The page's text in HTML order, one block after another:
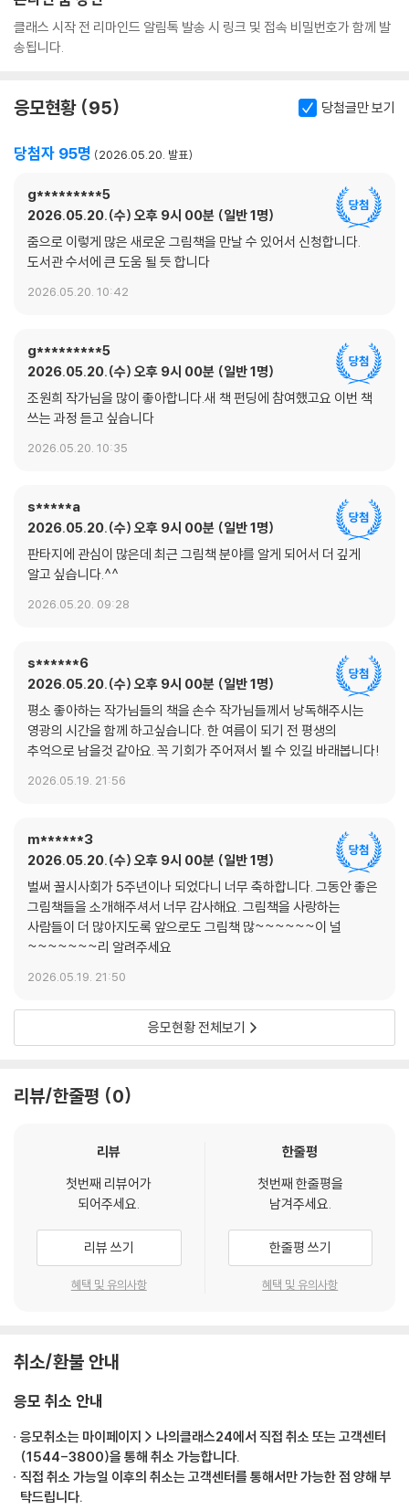
조*숙 h****a 1
최*연 b*******0 1
최*희 c******2 1
최*연 d******8
최*은 7*****n
함*란 s*****4 1
허*민 h****2
홍*비 v*******2 1
황*희 s****6
황*화 f*******5
n**m k************5 1
클래스 시작 전 리마인드 알림톡 발송 시 링크 및 접속 비밀번호가 함께 발
송됩니다.
응모현황 95 당첨글만 보기
당첨자 95명 2026.05.20. 발표
g*********5
2026.05.20.(수) 오후 9시 00분 일반 1명
줌으로 이렇게 많은 새로운 그림책을 만날 수 있어서 신청합니다.
도서관 수서에 큰 도움 될 듯 합니다
2026.05.20. 10:42
g*********5
2026.05.20.(수) 오후 9시 00분 일반 1명
조원희 작가님을 많이 좋아합니다.새 책 펀딩에 참여했고요 이번 책
쓰는 과정 듣고 싶습니다
2026.05.20. 10:35
s*****a
2026.05.20.(수) 오후 9시 00분 일반 1명
판타지에 관심이 많은데 최근 그림책 분야를 알게 되어서 더 깊게
알고 싶습니다.^^
2026.05.20. 09:28
s******6
2026.05.20.(수) 오후 9시 00분 일반 1명
평소 좋아하는 작가님들의 책을 손수 작가님들께서 낭독해주시는
영광의 시간을 함께 하고싶습니다. 한 여름이 되기 전 평생의
추억으로 남을것 같아요. 꼭 기회가 주어져서 뵐 수 있길 바래봅니다!
2026.05.19. 21:56
m******3
2026.05.20.(수) 오후 9시 00분 일반 1명
벌써 꿀시사회가 5주년이나 되었다니 너무 축하합니다. 그동안 좋은
그림책들을 소개해주셔서 너무 감사해요. 그림책을 사랑하는
사람들이 더 많아지도록 앞으로도 그림책 많~~~~~~이 널
~~~~~~~리 알려주세요
2026.05.19. 21:50
응모현황 전체보기
리뷰/한줄평 0
리뷰
첫번째 리뷰어가
되어주세요.
리뷰 쓰기
혜택 및 유의사항
한줄평
첫번째 한줄평을
남겨주세요.
한줄평 쓰기
혜택 및 유의사항
취소/환불 안내
응모 취소 안내
응모취소는 마이페이지 > 나의클래스24에서 직접 취소 또는 고객센터
(1544-3800)을 통해 취소 가능합니다.
직접 취소 가능일 이후의 취소는 고객센터를 통해서만 가능한 점 양해 부
탁드립니다.